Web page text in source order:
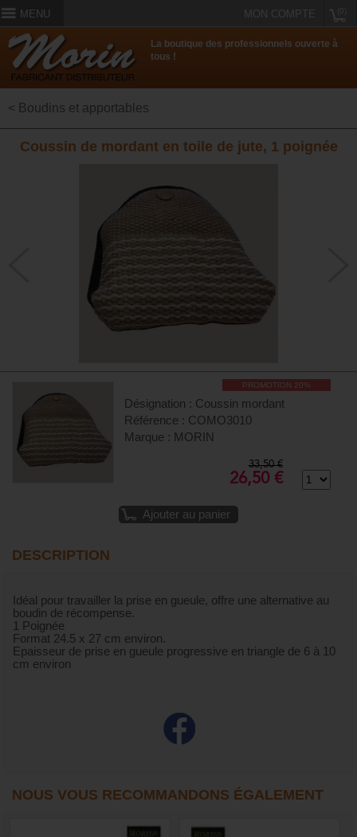
MENU MON COMPTE
La boutique des professionnels ouverte à
tous !
< Boudins et apportables
Coussin de mordant en toile de jute, 1 poignée
PROMOTION 20%
Désignation : Coussin mordant
Référence : COMO3010
Marque : MORIN
33,50 €
26,50 €
Ajouter au panier
DESCRIPTION
Idéal pour travailler la prise en gueule, offre une alternative au
boudin de récompense.
1 Poignée
Format 24.5 x 27 cm environ.
Epaisseur de prise en gueule progressive en triangle de 6 à 10
cm environ
NOUS VOUS RECOMMANDONS ÉGALEMENT